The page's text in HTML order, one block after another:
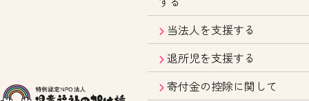
当法人を支援する
退所児を支援する
寄付金の控除に関して